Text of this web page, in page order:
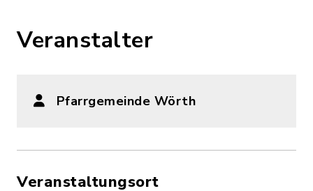
Veranstalter
Pfarrgemeinde Wörth
Veranstaltungsort